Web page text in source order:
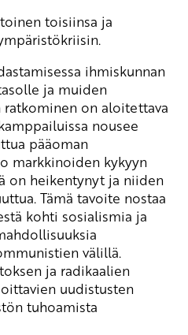
toisiinsa ja
ihmiskunnan
ja muiden
on aloitettava
nousee
pääoman
markkinoiden kykyyn
on heikentynyt ja niiden
Tämä tavoite nostaa
kohti sosialismia ja
välillä.
ja radikaalien
uudistusten
tuhoamista